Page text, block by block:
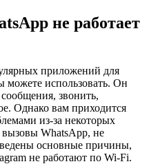
не работает
приложений для
можете использовать. Он
звонить,
Однако вам приходится
из-за некоторых
вызовы WhatsApp, не
основные причины,
не работают по Wi-Fi.